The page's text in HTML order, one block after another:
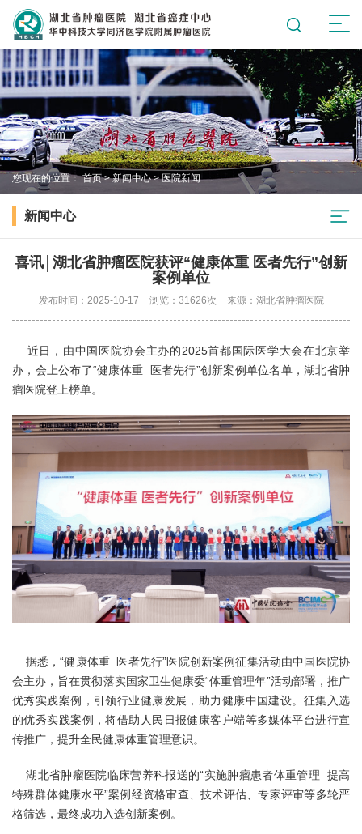
您现在的位置： 首页>新闻中心>医院新闻
新闻中心
喜讯│湖北省肿瘤医院获评“健康体重 医者先行”创新
案例单位
发布时间：2025-10-17 浏览：31626次 来源：湖北省肿瘤医院
近日，由中国医院协会主办的2025首都国际医学大会在北京举
办，会上公布了“健康体重 医者先行”创新案例单位名单，湖北省肿
瘤医院登上榜单。
据悉，“健康体重 医者先行”医院创新案例征集活动由中国医院协
会主办，旨在贯彻落实国家卫生健康委“体重管理年”活动部署，推广
优秀实践案例，引领行业健康发展，助力健康中国建设。征集入选
的优秀实践案例，将借助人民日报健康客户端等多媒体平台进行宣
传推广，提升全民健康体重管理意识。
湖北省肿瘤医院临床营养科报送的“实施肿瘤患者体重管理 提高
特殊群体健康水平”案例经资格审查、技术评估、专家评审等多轮严
格筛选，最终成功入选创新案例。